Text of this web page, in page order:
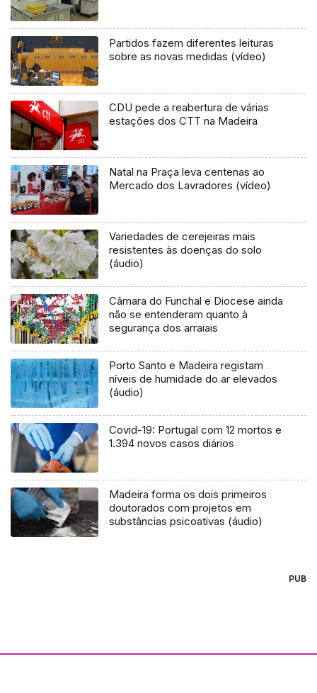
Partidos fazem diferentes leituras
sobre as novas medidas (vídeo)
CDU pede a reabertura de várias
estações dos CTT na Madeira
Natal na Praça leva centenas ao
Mercado dos Lavradores (vídeo)
Variedades de cerejeiras mais
resistentes às doenças do solo
(áudio)
Câmara do Funchal e Diocese ainda
não se entenderam quanto à
segurança dos arraiais
Porto Santo e Madeira registam
níveis de humidade do ar elevados
(áudio)
Covid-19: Portugal com 12 mortos e
1.394 novos casos diários
Madeira forma os dois primeiros
doutorados com projetos em
substâncias psicoativas (áudio)
PUB